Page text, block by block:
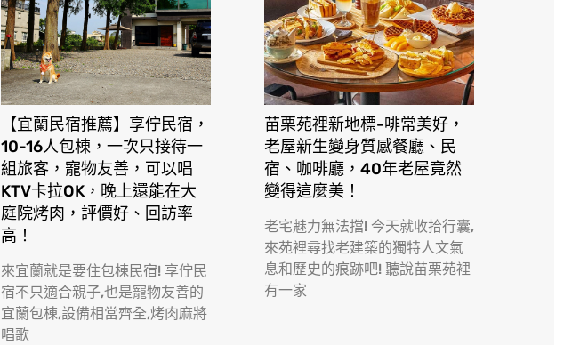
【宜蘭民宿推薦】享佇民宿，
10-16人包棟，一次只接待一
組旅客，寵物友善，可以唱
KTV卡拉OK，晚上還能在大
庭院烤肉，評價好、回訪率
高！
來宜蘭就是要住包棟民宿! 享佇民
宿不只適合親子,也是寵物友善的
宜蘭包棟,設備相當齊全,烤肉麻將
唱歌
苗栗苑裡新地標-啡常美好，
老屋新生變身質感餐廳、民
宿、咖啡廳，40年老屋竟然
變得這麼美！
老宅魅力無法擋! 今天就收拾行囊,
來苑裡尋找老建築的獨特人文氣
息和歷史的痕跡吧! 聽說苗栗苑裡
有一家